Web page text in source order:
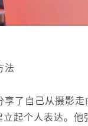
法
了自己从摄影
起个人表达。